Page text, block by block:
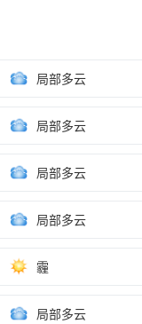
局部多云
局部多云
局部多云
局部多云
霾
局部多云